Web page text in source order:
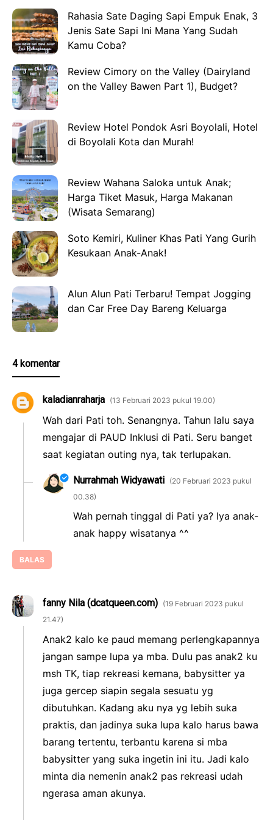
Rahasia Sate Daging Sapi Empuk Enak, 3
Jenis Sate Sapi Ini Mana Yang Sudah
Kamu Coba?
Review Cimory on the Valley (Dairyland
on the Valley Bawen Part 1), Budget?
Review Hotel Pondok Asri Boyolali, Hotel
di Boyolali Kota dan Murah!
Review Wahana Saloka untuk Anak;
Harga Tiket Masuk, Harga Makanan
(Wisata Semarang)
Soto Kemiri, Kuliner Khas Pati Yang Gurih
Kesukaan Anak-Anak!
Alun Alun Pati Terbaru! Tempat Jogging
dan Car Free Day Bareng Keluarga
4 komentar
kaladianraharja 13 Februari 2023 pukul 19.00
Wah dari Pati toh. Senangnya. Tahun lalu saya
mengajar di PAUD Inklusi di Pati. Seru banget
saat kegiatan outing nya, tak terlupakan.
BALAS
Nurrahmah Widyawati
20 Februari 2023 pukul
00.38
Wah pernah tinggal di Pati ya? Iya anak-
anak happy wisatanya ^^
fanny Nila (dcatqueen.com)
19 Februari 2023 pukul
21.47
Anak2 kalo ke paud memang perlengkapannya
jangan sampe lupa ya mba. Dulu pas anak2 ku
msh TK, tiap rekreasi kemana, babysitter ya
juga gercep siapin segala sesuatu yg
dibutuhkan. Kadang aku nya yg lebih suka
praktis, dan jadinya suka lupa kalo harus bawa
barang tertentu, terbantu karena si mba
babysitter yang suka ingetin ini itu. Jadi kalo
minta dia nemenin anak2 pas rekreasi udah
ngerasa aman akunya.